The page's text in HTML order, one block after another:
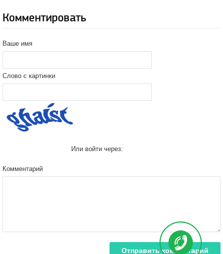
Комментировать
Ваше имя
Слово с картинки
Или войти через:
Комментарий
Отправить комментарий